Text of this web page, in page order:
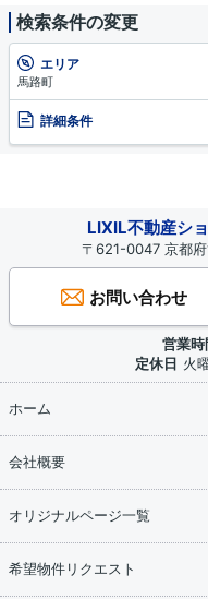
検索条件の変更
エリア
馬路町
詳細条件
LIXIL不動産シ
〒621-0047 京都
お問い合わせ
営業時
定休日 火
ホーム
会社概要
オリジナルページ一覧
希望物件リクエスト